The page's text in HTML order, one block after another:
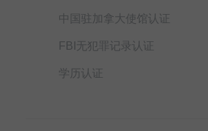
中国驻加拿大使馆认证
FBI无犯罪记录认证
学历认证